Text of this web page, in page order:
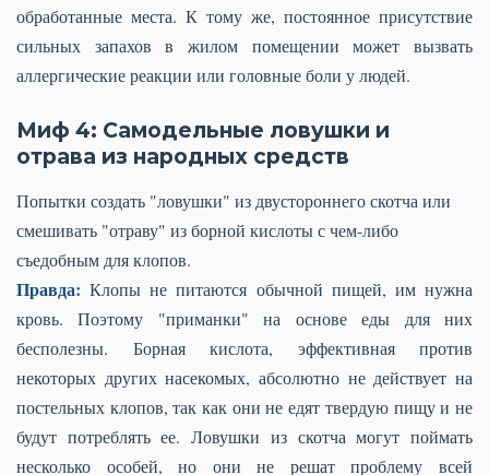
обработанные места. К тому же, постоянное присутствие
сильных запахов в жилом помещении может вызвать
аллергические реакции или головные боли у людей.
Миф 4: Самодельные ловушки и
отрава из народных средств
Попытки создать "ловушки" из двустороннего скотча или
смешивать "отраву" из борной кислоты с чем-либо
съедобным для клопов.
Правда: Клопы не питаются обычной пищей, им нужна
кровь. Поэтому "приманки" на основе еды для них
бесполезны. Борная кислота, эффективная против
некоторых других насекомых, абсолютно не действует на
постельных клопов, так как они не едят твердую пищу и не
будут потреблять ее. Ловушки из скотча могут поймать
несколько особей, но они не решат проблему всей